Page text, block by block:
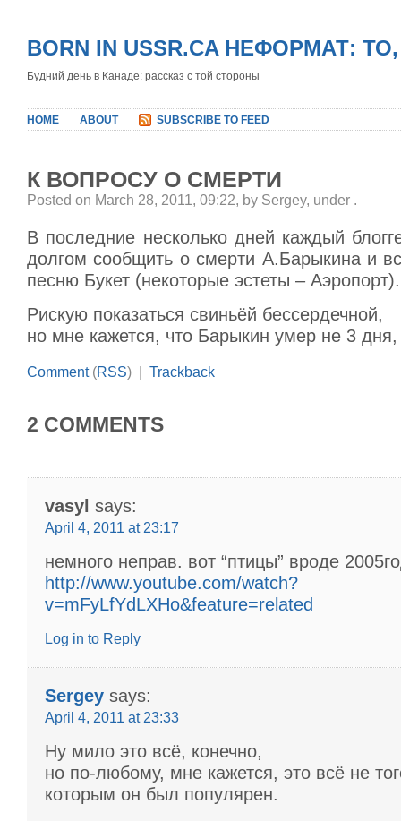
BORN IN USSR.CA НЕФОРМАТ:
Будний день в Канаде: рассказ с той стороны
HOME ABOUT SUBSCRIBE TO FEED
К ВОПРОСУ О СМЕРТИ
Posted on March 28, 2011, 09:22, by Sergey, under .
В последние несколько дней каждый
долгом сообщить о смерти А.Барыкина и
песню Букет (некоторые эстеты – Аэропорт).
Рискую показаться свиньёй бессердечной,
но мне кажется, что Барыкин умер не 3
Comment(RSS) | Trackback
2 COMMENTS
vasyl says:
April 4, 2011 at 23:17
немного неправ. вот “птицы” вроде
http://www.youtube.com/watch?
v=mFyLfYdLXHo&feature=related
Log in to Reply
Sergey says:
April 4, 2011 at 23:33
Ну мило это всё, конечно,
но по-любому, мне кажется, это всё не
которым он был популярен.